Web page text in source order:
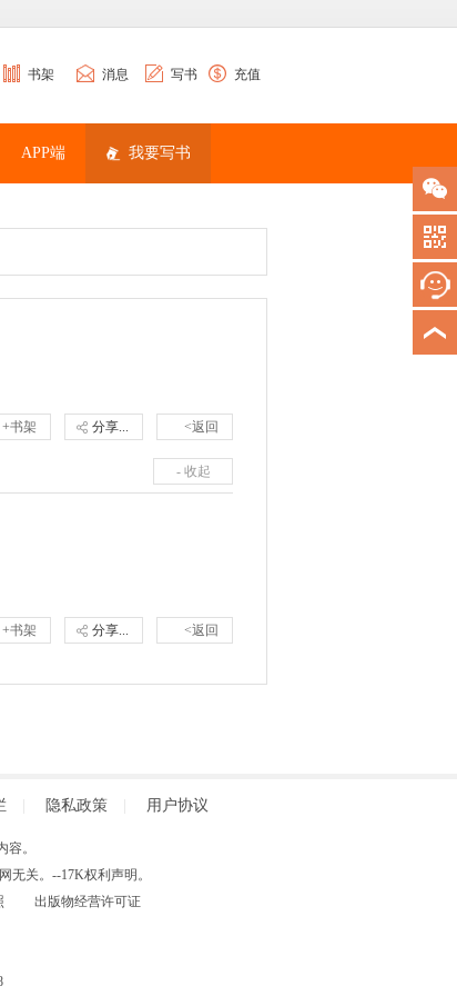
书架 消息 写书 充值
APP端 我要写书
<返回
分享...
+书架
- 收起
<返回
分享...
+书架
隐私政策 用户协议
。
关。--17K权利声明。
出版物经营许可证